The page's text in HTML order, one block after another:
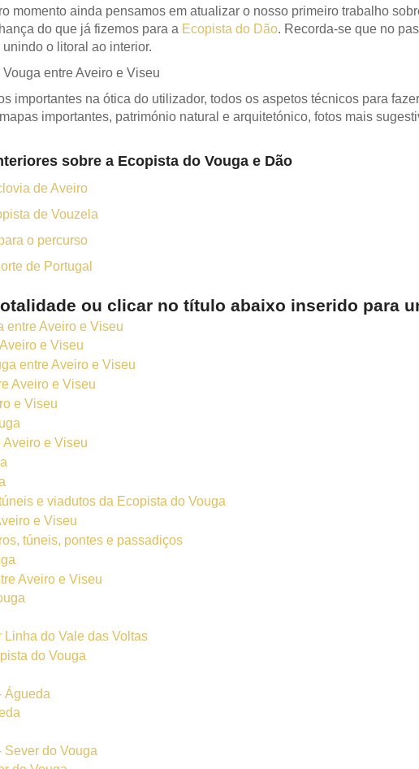
momento ainda pensamos em atualizar o nosso primeiro trabalho
do que já fizemos para a Ecopista do Dão. Recorda-se que no
o litoral ao interior.
importantes na ótica do utilizador, todos os aspetos técnicos para
importantes, património natural e arquitetónico, fotos mais
sobre a Ecopista do Vouga e Dão
de Aveiro
de Vouzela
o percurso
de Portugal
ou clicar no título abaixo inserido para
entre Aveiro e Viseu
e Viseu
entre Aveiro e Viseu
Aveiro e Viseu
e Viseu
e Viseu
e viadutos da Ecopista do Vouga
e Viseu
túneis, pontes e passadiços
Aveiro e Viseu
Linha do Vale das Voltas
do Vouga
Águeda
Sever do Vouga